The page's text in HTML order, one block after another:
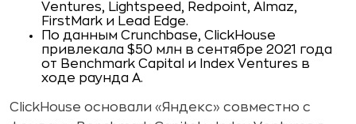
Ventures, Lightspeed, Redpoint, Almaz,
FirstMark и Lead Edge.
По данным Crunchbase, ClickHouse
привлекала $50 млн в сентябре 2021 года
от Benchmark Capital и Index Ventures в
ходе раунда А.
ClickHouse основали «Яндекс» совместно с